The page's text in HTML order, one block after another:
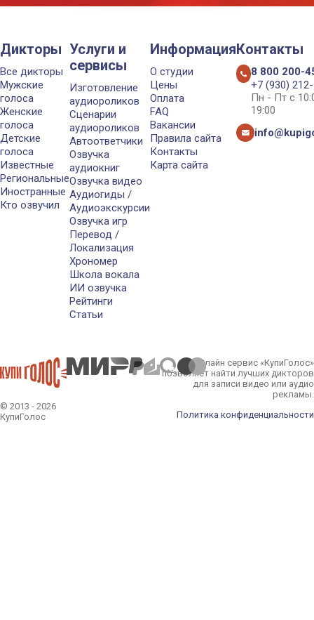
Дикторы
Все дикторы
Мужские
голоса
Женские
голоса
Детские
голоса
Известные
Региональные
Иностранные
Кто озвучил
Услуги и
сервисы
Изготовление
аудиороликов
Сценарии
аудиороликов
Автоответчики
Озвучка
аудиокниг
Озвучка видео
Аудиогиды /
Аудиоэкскурсии
Озвучка игр
Перевод /
Локализация
Хрономер
Школа вокала
ИИ озвучка
Рейтинги
Статьи
Информация
О студии
Цены
Оплата
FAQ
Вакансии
Правила сайта
Контакты
Карта сайта
Контакты
8 800 200-
+7 (930)
Пн - Пт с
19:00
© 2013 - 2026
КупиГолос
Онлайн сервис «КупиГолос»
позволяет найти лучших дикторов
для записи видео или аудио
рекламы.
Политика конфиденциальности